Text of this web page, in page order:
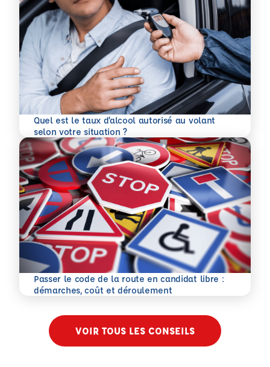
Quel est le taux d’alcool autorisé au volant
selon votre situation ?
En savoir plus
Passer le code de la route en candidat libre :
démarches, coût et déroulement
En savoir plus
VOIR TOUS LES CONSEILS